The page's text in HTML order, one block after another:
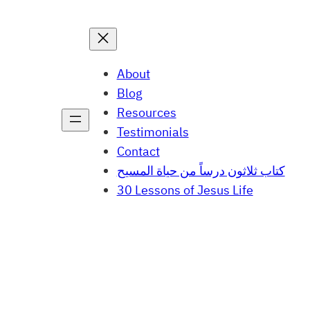
About
Blog
Resources
Testimonials
Contact
كتاب ثلاثون درساً من حياة المسيح
30 Lessons of Jesus Life